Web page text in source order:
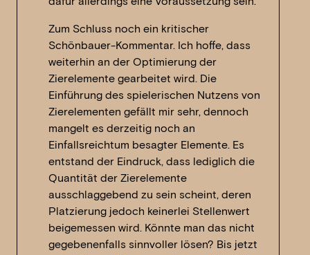
Zum Schluss noch ein kritischer
Schönbauer-Kommentar. Ich hoffe, dass
weiterhin an der Optimierung der
Zierelemente gearbeitet wird. Die
Einführung des spielerischen Nutzens von
Zierelementen gefällt mir sehr, dennoch
mangelt es derzeitig noch an
Einfallsreichtum besagter Elemente. Es
entstand der Eindruck, dass lediglich die
Quantität der Zierelemente
ausschlaggebend zu sein scheint, deren
Platzierung jedoch keinerlei Stellenwert
beigemessen wird. Könnte man das nicht
gegebenenfalls sinnvoller lösen? Bis jetzt